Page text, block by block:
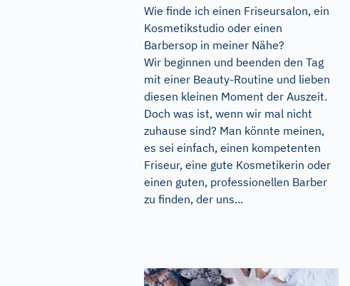
Wie finde ich einen Friseursalon, ein
Kosmetikstudio oder einen
Barbersop in meiner Nähe?
Wir beginnen und beenden den Tag
mit einer Beauty-Routine und lieben
diesen kleinen Moment der Auszeit.
Doch was ist, wenn wir mal nicht
zuhause sind? Man könnte meinen,
es sei einfach, einen kompetenten
Friseur, eine gute Kosmetikerin oder
einen guten, professionellen Barber
zu finden, der uns...